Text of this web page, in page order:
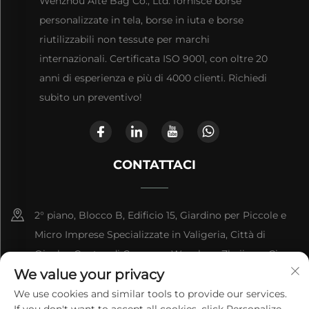
personalizzate in tela, borse in iuta e borse
riutilizzabili non tessute per marchi
internazionali. Certificata ISO 9001, con oltre 20
anni di esperienza e più di 4000 clienti. Richiedi
subito un preventivo!
CONTATTACI
2° piano, Blocco B, Edificio 15, Giardino per Piccole e
Micro Imprese Specializzate in Valigeria, Città di
Qianku, Contea di Cangnan, Wenzhou, Zhejiang, Cina
+86-13868363329
We value your privacy
We use cookies and similar tools to provide our services.